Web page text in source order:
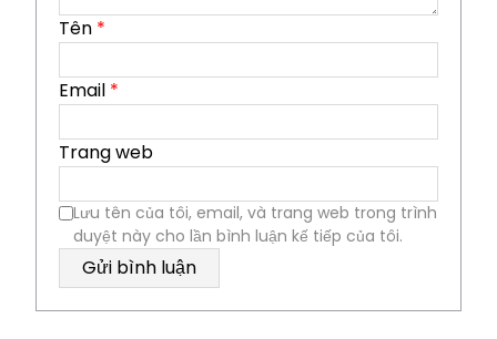
Tên *
Email *
Trang web
Lưu tên của tôi, email, và trang web trong trình
duyệt này cho lần bình luận kế tiếp của tôi.